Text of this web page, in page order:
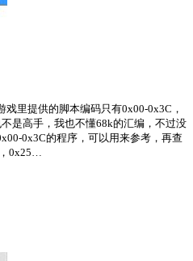
里提供的脚本编码只有0x00-0x3C，
是高手，我也不懂68k的汇编，不过没
0x3C的程序，可以用来参考，再查
0x25…